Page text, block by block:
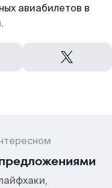
авиабилетов в